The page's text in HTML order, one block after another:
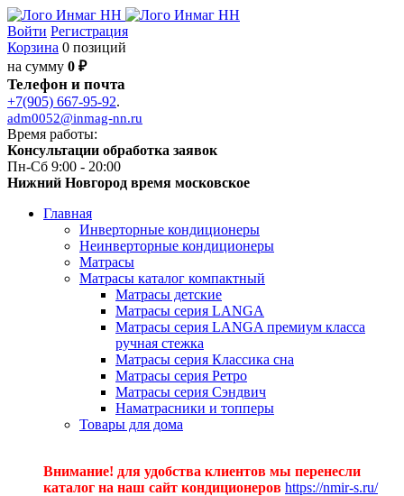
Войти Регистрация
Корзина 0 позиций
на сумму 0 ₽
Телефон и почта
+7(905) 667-95-92.
adm0052@inmag-nn.ru
Время работы:
Консультации обработка заявок
Пн-Сб 9:00 - 20:00
Нижний Новгород время московское
Главная
Инверторные кондиционеры
Неинверторные кондиционеры
Матрасы
Матрасы каталог компактный
Матрасы детские
Матрасы серия LANGA
Матрасы серия LANGA премиум класса
ручная стежка
Матрасы серия Классика сна
Матрасы серия Ретро
Матрасы серия Сэндвич
Наматрасники и топперы
Товары для дома
Внимание! для удобства клиентов мы перенесли
каталог на наш сайт кондиционеров https://nmir-s.ru/